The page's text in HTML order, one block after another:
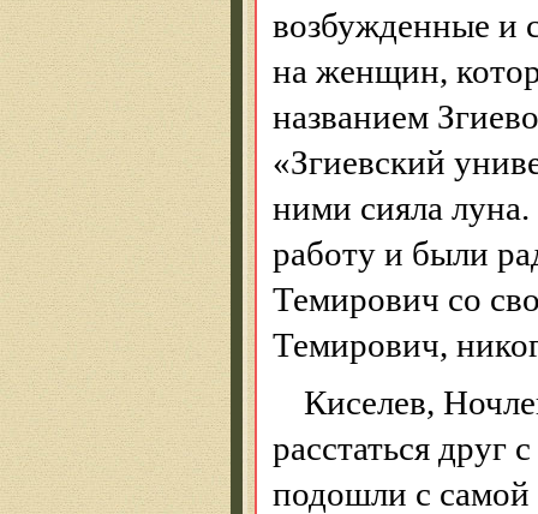
возбужденные и
на женщин,
названием Згиево
«Згиевский
ними сияла
работу и были
Темирович со
Темирович,
Киселев,
расстаться друг
подошли с